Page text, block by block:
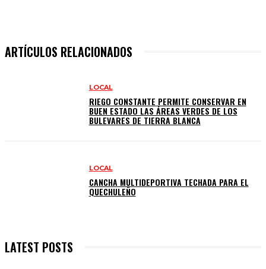
ARTÍCULOS RELACIONADOS
LOCAL
RIEGO CONSTANTE PERMITE CONSERVAR EN
BUEN ESTADO LAS ÁREAS VERDES DE LOS
BULEVARES DE TIERRA BLANCA
LOCAL
CANCHA MULTIDEPORTIVA TECHADA PARA EL
QUECHULEÑO
LATEST POSTS